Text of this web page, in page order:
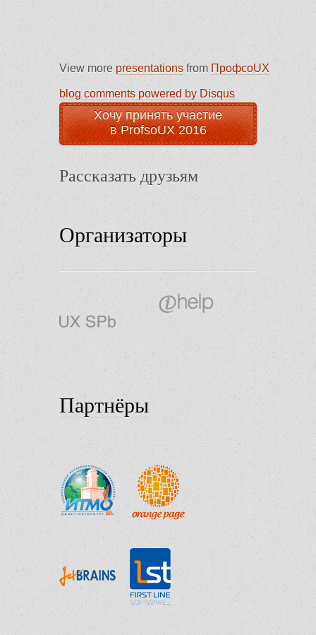
View more presentations from ПрофсоUX
blog comments powered by Disqus
Хочу принять участие
в ProfsoUX 2016
Рассказать друзьям
Организаторы
Партнёры